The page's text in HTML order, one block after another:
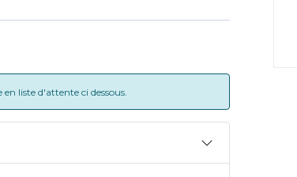
liste d'attente ci dessous.